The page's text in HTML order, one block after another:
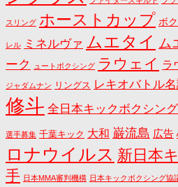
スリング ホーストカップ ボ
レル ミネルヴァ ムエタイ ム
ーク
ュートボクシング ラウェイ ラ
ジャダムナン リングス レキオバトル
修斗 全日本キックボクシン
選手募集 千葉キック 大和 巌流島 広告
ロナウイルス 新日本
手 日本MMA審判機構 日本キックボクシング協